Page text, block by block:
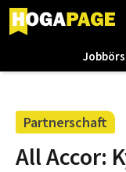
Partnerschaft
All Accor: